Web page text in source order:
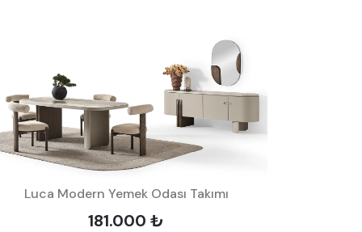
Luca Modern Yemek Odası Takımı
181.000 ₺